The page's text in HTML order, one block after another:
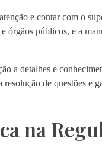
e contar com o
públicos, e a
a detalhes e
de questões e
na